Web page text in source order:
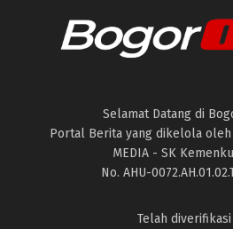
Selamat Datang di
Portal Berita yang dikelola oleh
MEDIA - SK
No. AHU-
Telah